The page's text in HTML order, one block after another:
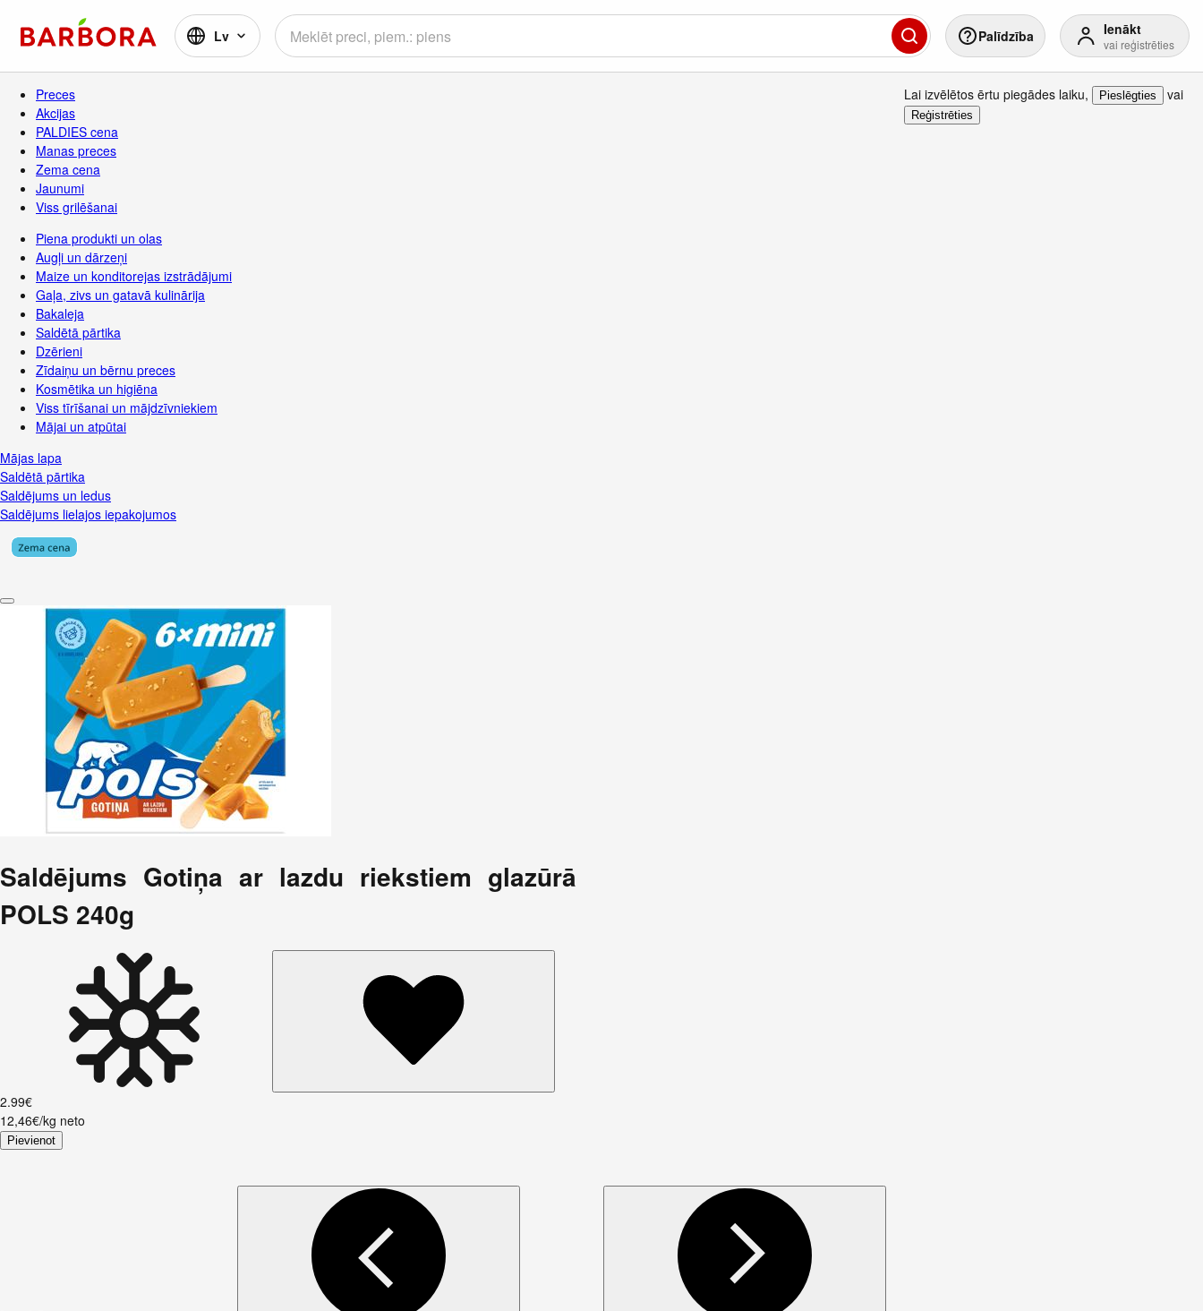
Lv Palīdzība Ienākt
vai reģistrēties
Preces
Akcijas
PALDIES cena
Manas preces
Zema cena
Jaunumi
Viss grilēšanai
Piena produkti un olas
Augļi un dārzeņi
Maize un konditorejas izstrādājumi
Gaļa, zivs un gatavā kulinārija
Bakaleja
Saldētā pārtika
Dzērieni
Zīdaiņu un bērnu preces
Kosmētika un higiēna
Viss tīrīšanai un mājdzīvniekiem
Mājai un atpūtai
Mājas lapa
Saldētā pārtika
Saldējums un ledus
Saldējums lielajos iepakojumos
Lai izvēlētos ērtu piegādes laiku, Pieslēgties vai
Reģistrēties
Saldējums Gotiņa ar lazdu riekstiem glazūrā
POLS 240g
2.99€
12,46€/kg neto
Pievienot